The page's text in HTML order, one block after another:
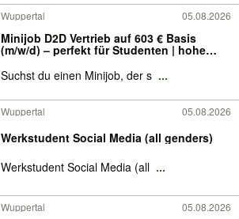
Wuppertal 05.08.2026
Minijob D2D Vertrieb auf 603 € Basis
(m/w/d) – perfekt für Studenten | hohe
Umgebung
Suchst du einen Minijob, der s ...
Wuppertal 05.08.2026
Werkstudent Social Media (all genders)
Werkstudent Social Media (all ...
Wuppertal 05.08.2026